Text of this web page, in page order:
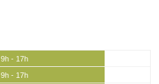
9h - 17h
9h - 17h